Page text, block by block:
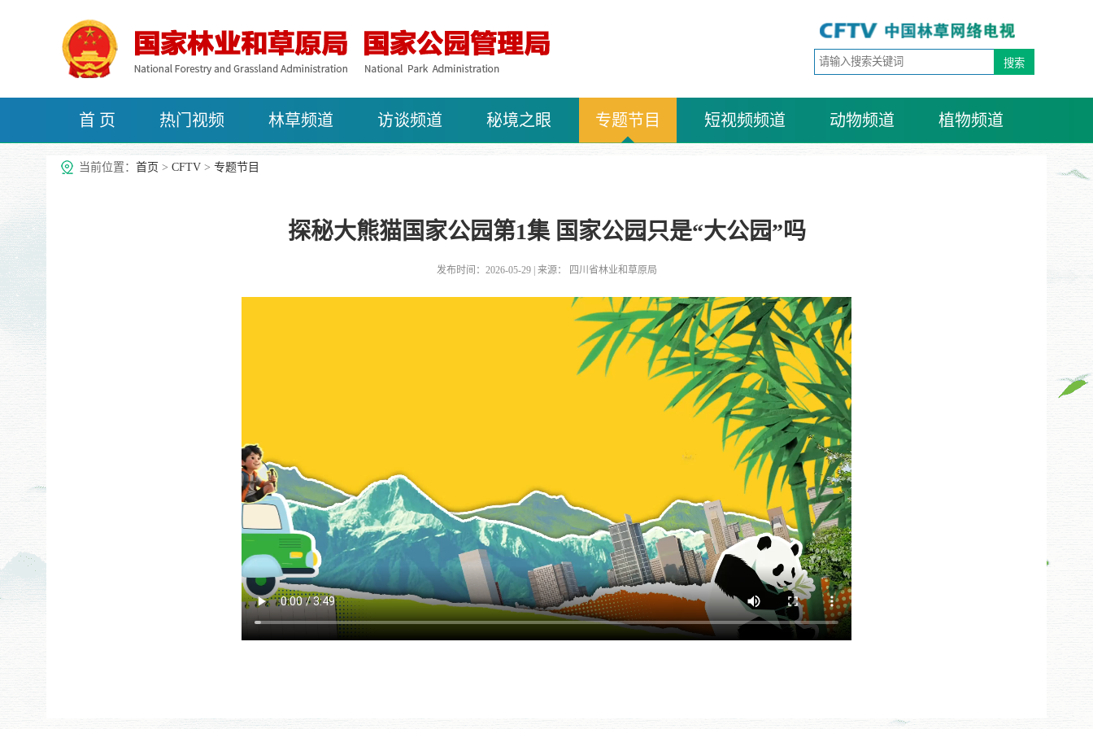
首 页 热门视频 林草频道 访谈频道 秘境之眼 专题节目 短视频频道 动物频道 植物频道
治沙频道
当前位置： 首页 > CFTV > 专题节目
探秘大熊猫国家公园第1集 国家公园只是“大公园”吗
发布时间：2026-05-29 | 来源： 四川省林业和草原局